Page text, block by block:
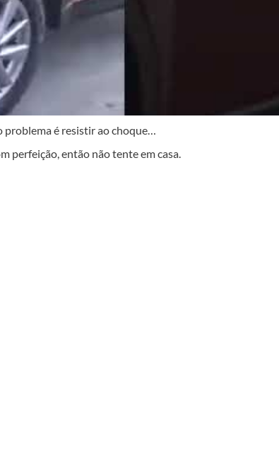
problema é resistir ao choque…
perfeição, então não tente em casa.